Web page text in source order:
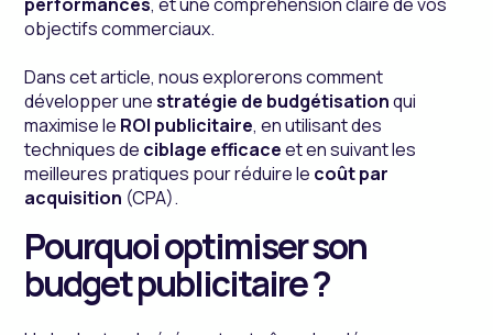
objectifs commerciaux.
Dans cet article, nous explorerons comment
développer unestratégie de budgétisationqui
maximise le ROI publicitaire, en utilisant des
techniques de ciblage efficaceet en suivant les
meilleures pratiques pour réduire le coût par
acquisition (CPA).
Pourquoi optimiser son
budget publicitaire ?